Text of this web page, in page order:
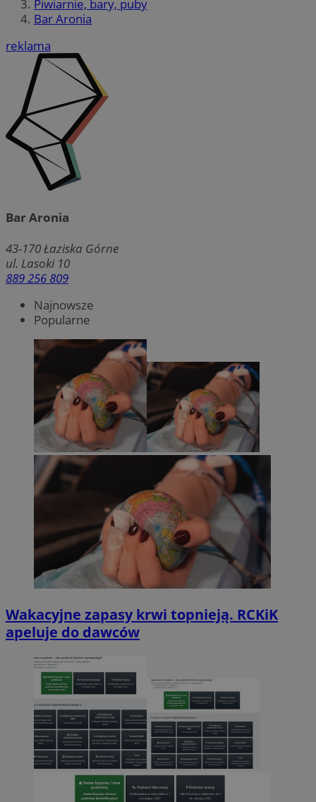
Piwiarnie, bary, puby
Bar Aronia
reklama
Bar Aronia
43-170Łaziska Górne
ul. Lasoki 10
889 256 809
Najnowsze
Popularne
Wakacyjne zapasy krwi topnieją. RCKiK
apeluje do dawców